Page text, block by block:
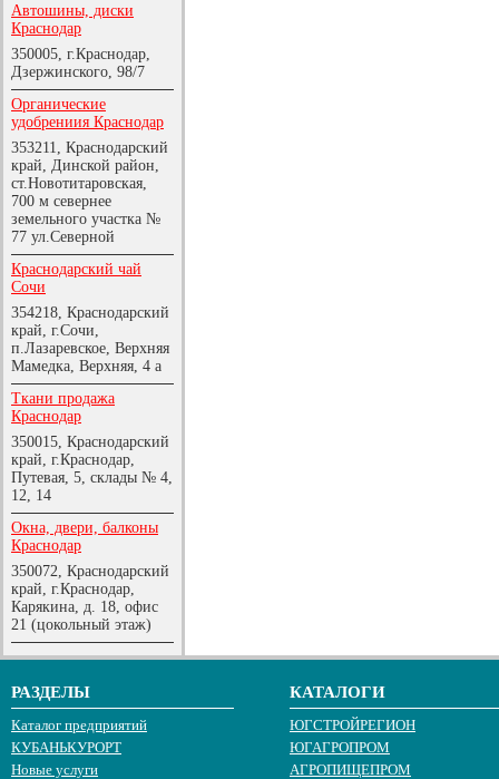
Автошины, диски
Краснодар
350005, г.Краснодар,
Дзержинского, 98/7
Органические
удобрениия Краснодар
353211, Краснодарский
край, Динской район,
ст.Новотитаровская,
700 м севернее
земельного участка №
77 ул.Северной
Краснодарский чай
Сочи
354218, Краснодарский
край, г.Сочи,
п.Лазаревское, Верхняя
Мамедка, Верхняя, 4 а
Ткани продажа
Краснодар
350015, Краснодарский
край, г.Краснодар,
Путевая, 5, склады № 4,
12, 14
Окна, двери, балконы
Краснодар
350072, Краснодарский
край, г.Краснодар,
Карякина, д. 18, офис
21 (цокольный этаж)
РАЗДЕЛЫ
Каталог предприятий
КУБАНЬКУРОРТ
Новые услуги
КАТАЛОГИ
ЮГСТРОЙРЕГИОН
ЮГАГРОПРОМ
АГРОПИЩЕПРОМ